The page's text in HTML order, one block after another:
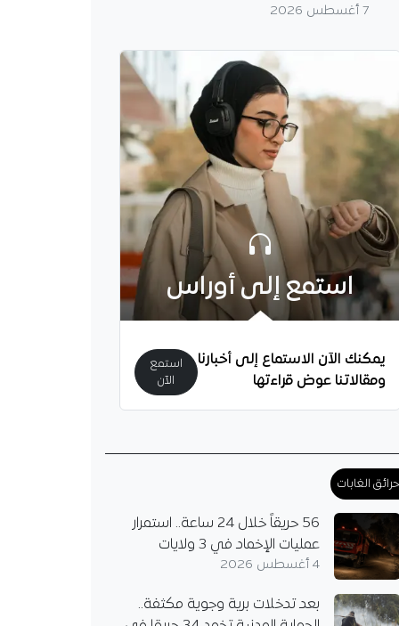
يُثير الشكوك حول
هل يُريد مغادرة
7 أغسطس 2026
استمع إلى أوراس
يمكنك الآن الاستماع إلى أخبارنا
ومقالاتنا عوض قراءتها
استمع
الآن
الغابات
56 حريقاً خلال 24 ساعة.. استمرار
عمليات الإخماد في 3 ولايات
4 أغسطس 2026
بعد تدخلات برية وجوية مكثفة..